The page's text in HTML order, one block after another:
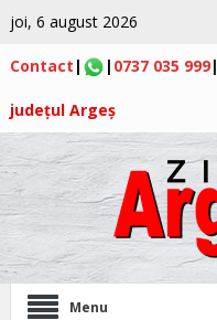
joi, 6 august 2026
Contact | | 0737 035 999|
județul Argeș
Menu